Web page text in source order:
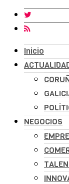
Inicio
NEGOCIOS